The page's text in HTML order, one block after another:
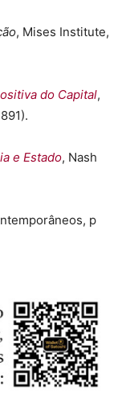
, Mises Institute,
do Capital,
e Estado, Nash
p